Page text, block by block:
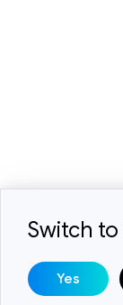
2018-2026
SwiftSoft
Switch
Yes